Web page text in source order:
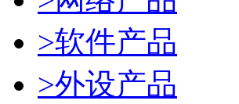
>软件产品
>外设产品